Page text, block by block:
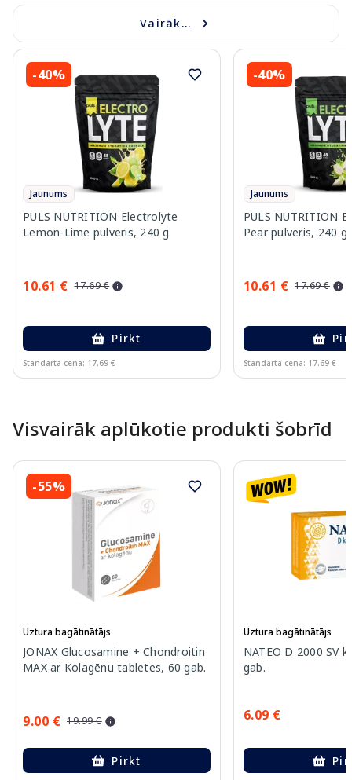
Vairāk...
-40%
Jaunums
PULS NUTRITION Electrolyte
Lemon-Lime pulveris, 240 g
10.61 € 17.69 €
Pirkt
Standarta cena: 17.69 €
-40%
Jaunums
PULS NUTRITION
Pear pulveris, 240 g
10.61 € 17.69 €
Standarta cena: 17.69 €
Visvairāk aplūkotie produkti šobrīd
-55%
Uztura bagātinātājs
JONAX Glucosamine + Chondroitin
MAX ar Kolagēnu tabletes, 60 gab.
9.00 € 19.99 €
Pirkt
Uztura bagātinātājs
NATEO D 2000 SV
gab.
6.09 €